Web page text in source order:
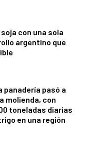
con una sola
argentino que
panadería pasó a
molienda, con
toneladas diarias
en una región